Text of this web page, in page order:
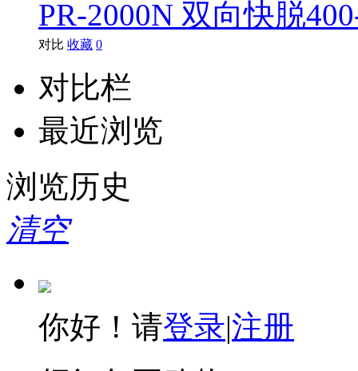
PR-2000N 双向快脱
对比 收藏 0
对比栏
最近浏览
浏览历史
清空
你好！请登录|注册